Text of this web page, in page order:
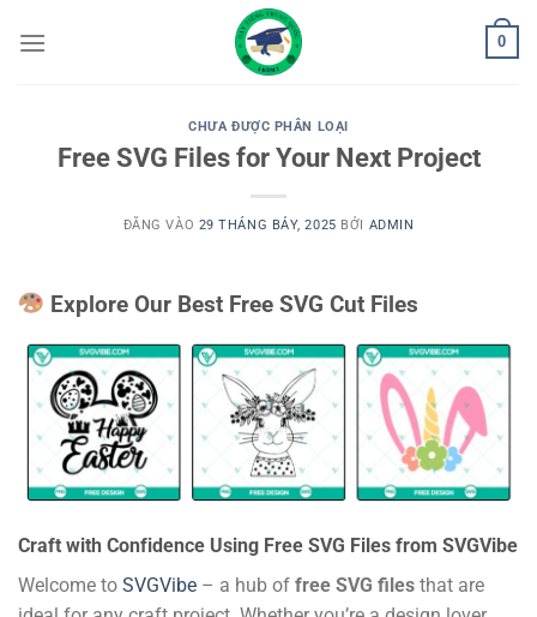
qua
0
CHƯA ĐƯỢC PHÂN LOẠI
Free SVG Files for Your Next Project
ĐĂNG VÀO 29 THÁNG BẢY, 2025 BỞI ADMIN
Explore Our Best Free SVG Cut Files
Craft with Confidence Using Free SVG Files from SVGVibe
Welcome to SVGVibe – a hub of free SVG files that are